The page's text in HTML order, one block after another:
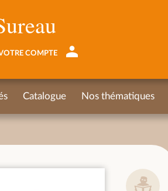
COMPTE
Catalogue Nos thématiques